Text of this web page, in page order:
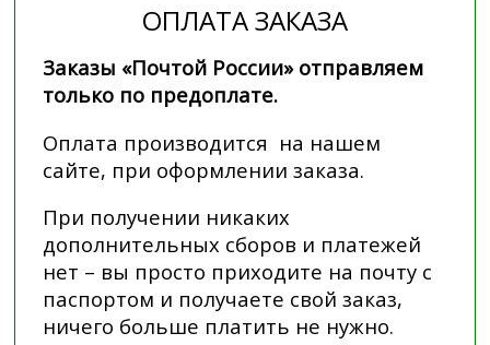
ОПЛАТА ЗАКАЗА
Заказы «Почтой России» отправляем
только по предоплате.
Оплата производится на нашем
сайте, при оформлении заказа.
При получении никаких
дополнительных сборов и платежей
нет – вы просто приходите на почту с
паспортом и получаете свой заказ,
ничего больше платить не нужно.